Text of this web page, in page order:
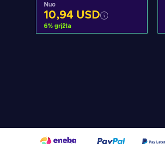
Nuo
10,94 USD
6% grįžta